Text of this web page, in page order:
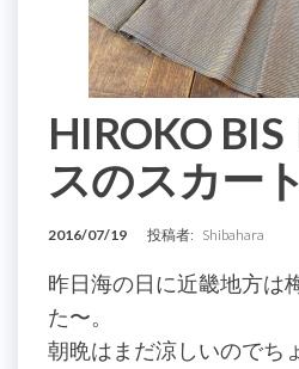
HIROKO
スのスカート
2016/07/19 投稿者: Shibahara
昨日海の日に近畿地方は
た〜。
朝晩はまだ涼しいのでち